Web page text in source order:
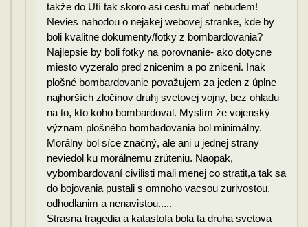
takže do Utí tak skoro asi cestu mať nebudem!
Nevies nahodou o nejakej webovej stranke, kde by
boli kvalitne dokumenty/fotky z bombardovania?
Najlepsie by boli fotky na porovnanie- ako dotycne
miesto vyzeralo pred znicenim a po zniceni. Inak
plošné bombardovanie považujem za jeden z úplne
najhorších zločinov druhj svetovej vojny, bez ohladu
na to, kto koho bombardoval. Myslím že vojenský
význam plošného bombadovania bol minimálny.
Morálny bol síce značný, ale ani u jednej strany
neviedol ku morálnemu zrúteniu. Naopak,
vybombardovaní civilisti mali menej co stratit,a tak sa
do bojovania pustali s omnoho vacsou zurivostou,
odhodlanim a nenavistou.....
Strasna tragedia a katastofa bola ta druha svetova